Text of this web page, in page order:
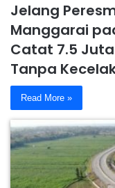
Jelang
Manggarai
Catat 7.5
Tanpa
Read More »